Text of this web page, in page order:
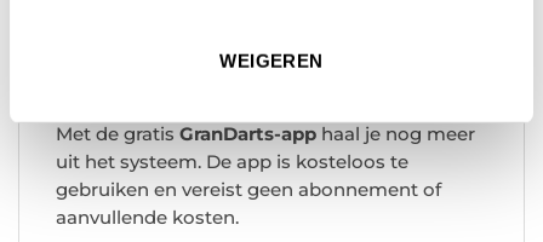
WEIGEREN
verbeterd en steeds beter presteert in
Met de gratis GranDarts-app haal je nog meer
uit het systeem. De app is kosteloos te
gebruiken en vereist geen abonnement of
aanvullende kosten.